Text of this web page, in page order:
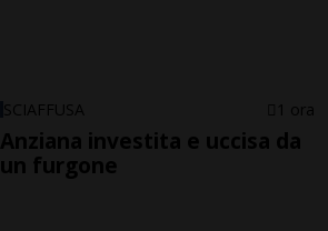
SCIAFFUSA 1 ora
Anziana investita e uccisa da
un furgone